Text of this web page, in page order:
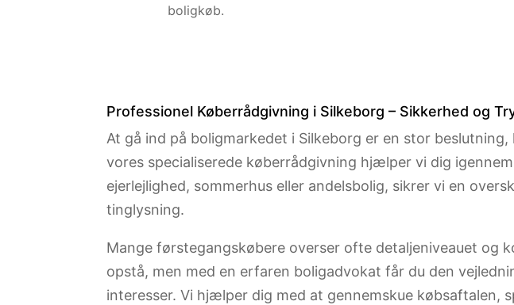
boligkøb.
Professionel Køberrådgivning i Silkeborg – Sikkerhed og
At gå ind på boligmarkedet i Silkeborg er en stor
vores specialiserede køberrådgivning hjælper vi dig
ejerlejlighed, sommerhus eller andelsbolig, sikrer vi en
tinglysning.
Mange førstegangskøbere overser ofte detaljeniveauet og
opstå, men med en erfaren boligadvokat får du den
interesser. Vi hjælper dig med at gennemskue købsaftalen,